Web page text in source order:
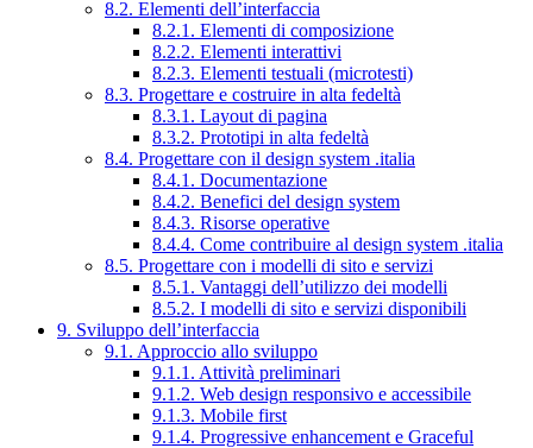
8.2. Elementi dell’interfaccia
8.2.1. Elementi di composizione
8.2.2. Elementi interattivi
8.2.3. Elementi testuali (microtesti)
8.3. Progettare e costruire in alta fedeltà
8.3.1. Layout di pagina
8.3.2. Prototipi in alta fedeltà
8.4. Progettare con il design system .italia
8.4.1. Documentazione
8.4.2. Benefici del design system
8.4.3. Risorse operative
8.4.4. Come contribuire al design system .italia
8.5. Progettare con i modelli di sito e servizi
8.5.1. Vantaggi dell’utilizzo dei modelli
8.5.2. I modelli di sito e servizi disponibili
9. Sviluppo dell’interfaccia
9.1. Approccio allo sviluppo
9.1.1. Attività preliminari
9.1.2. Web design responsivo e accessibile
9.1.3. Mobile first
9.1.4. Progressive enhancement e Graceful